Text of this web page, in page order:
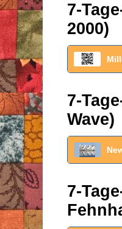
7-
2000)
7-
Wave)
7-